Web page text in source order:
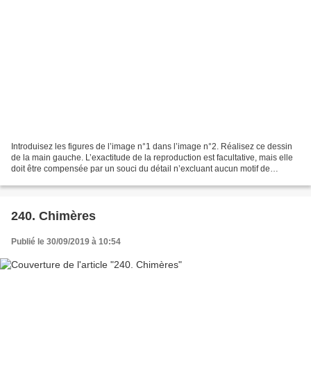
Introduisez les figures de l’image n°1 dans l’image n°2. Réalisez ce dessin
de la main gauche. L’exactitude de la reproduction est facultative, mais elle
doit être compensée par un souci du détail n’excluant aucun motif de
240. Chimères
Publié le 30/09/2019 à 10:54